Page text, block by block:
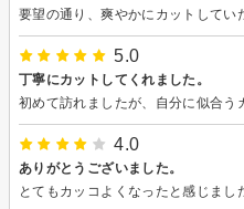
5.0
丁寧にカットしてくれました。
4.0
ありがとうございました。
とてもカッコよくなったと感じまし